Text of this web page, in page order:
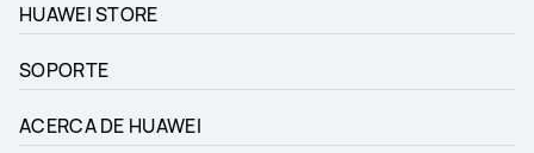
HUAWEI STORE
SOPORTE
ACERCA DE HUAWEI